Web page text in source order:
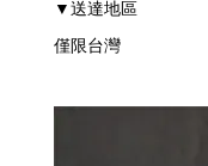
▼ 送達地區
僅限台灣